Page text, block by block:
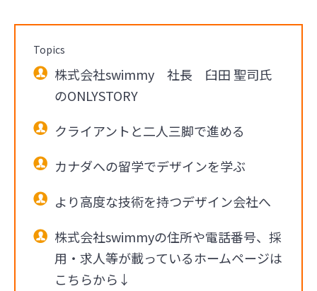
Topics
株式会社swimmy 社長 臼田 聖司氏
のONLYSTORY
クライアントと二人三脚で進める
カナダへの留学でデザインを学ぶ
より高度な技術を持つデザイン会社へ
株式会社swimmyの住所や電話番号、採
用・求人等が載っているホームページは
こちらから↓